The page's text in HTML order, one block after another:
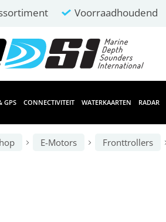
Voorraadhoudend
GPS CONNECTIVITEIT WATERKAARTEN RADAR
E-Motors Fronttrollers